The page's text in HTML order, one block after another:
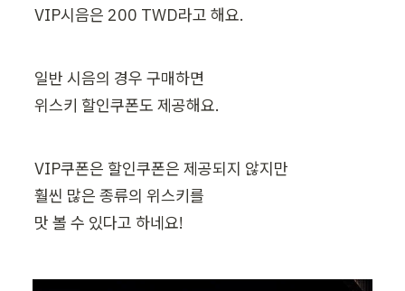
VIP시음은 200 TWD라고 해요.
일반 시음의 경우 구매하면
위스키 할인쿠폰도 제공해요.
VIP쿠폰은 할인쿠폰은 제공되지 않지만
훨씬 많은 종류의 위스키를
맛 볼 수 있다고 하네요!